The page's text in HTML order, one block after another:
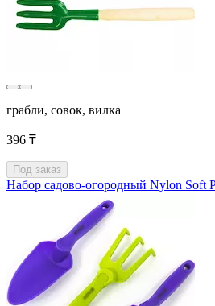
грабли, совок, вилка
396 ₸
Под заказ
Набор садово-огородный Nylon Soft